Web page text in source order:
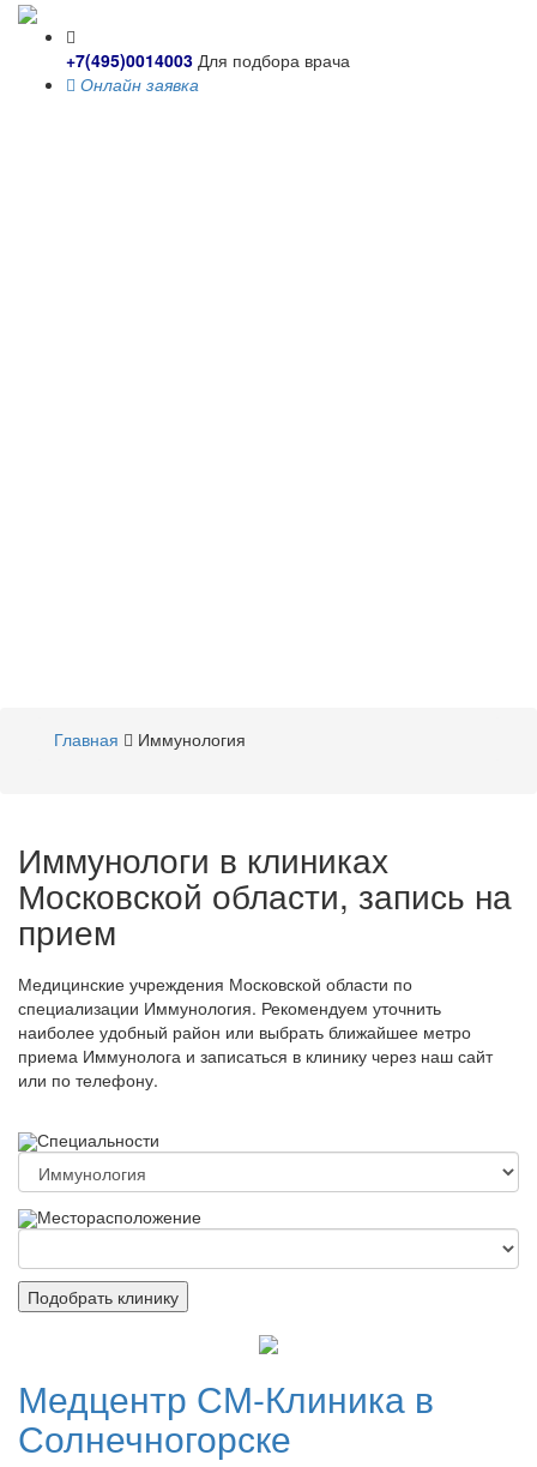
+7(495)0014003 Для подбора врача
Онлайн заявка
Главная Иммунология
Иммунологи в клиниках
Московской области, запись на
прием
Медицинские учреждения Московской области по
специализации Иммунология. Рекомендуем уточнить
наиболее удобный район или выбрать ближайшее метро
приема Иммунолога и записаться в клинику через наш сайт
или по телефону.
Специальности
Месторасположение
Подобрать клинику
Медцентр СМ-Клиника в
Солнечногорске